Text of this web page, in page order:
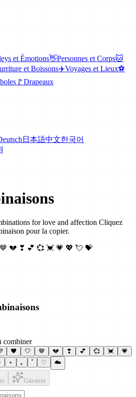
et Émotions👋Personnes et Corps🐱
et Boissons✈️Voyages et Lieux⚽
🚩Drapeaux
日本語中文한국어
for love and affection Cliquez
pour la copier.
💔 ❣ 💕 💞 💓 💗 💖 💘 💝
combiner
🖤 🤍 🤎 💔 ❣ 💕 💞 💓
💗
⋆ ｡ ˚ ♡ ☁️
Générer